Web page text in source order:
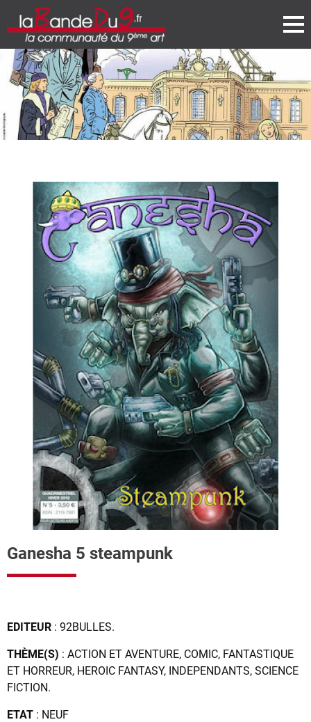
Ganesha 5 steampunk
EDITEUR : 92BULLES.
THÈME(S) : ACTION ET AVENTURE, COMIC, FANTASTIQUE
ET HORREUR, HEROIC FANTASY, INDEPENDANTS, SCIENCE
FICTION.
ETAT : NEUF